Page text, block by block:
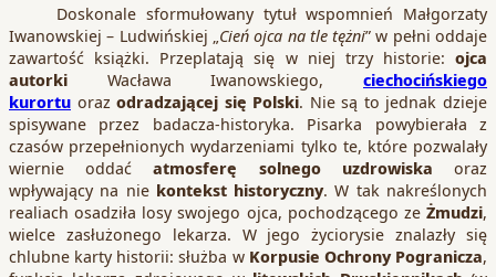
Doskonale sformułowany tytuł wspomnień Małgorzaty
Iwanowskiej – Ludwińskiej „ Cień ojca na tle tężni” w pełni oddaje
zawartość książki. Przeplatają się w niej trzy historie: ojca
autorki Wacława Iwanowskiego, ciechocińskiego
kurortu orazodradzającej się Polski. Nie są to jednak dzieje
spisywane przez badacza-historyka. Pisarka powybierała z
czasów przepełnionych wydarzeniami tylko te, które pozwalały
wiernie oddaćatmosferę solnego uzdrowiska oraz
wpływający na nie kontekst historyczny. W tak nakreślonych
realiach osadziła losy swojego ojca, pochodzącego ze Żmudzi,
wielce zasłużonego lekarza. W jego życiorysie znalazły się
chlubne karty historii: służba w Korpusie Ochrony Pogranicza,